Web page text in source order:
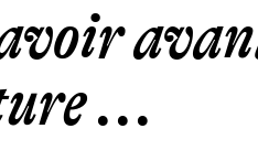
...